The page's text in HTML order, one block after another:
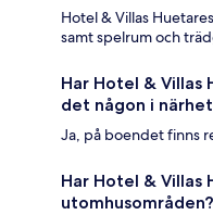
Hotel & Villas
samt spelrum och
Har Hotel & Villas
det någon i
Ja, på boendet finns
Har Hotel & Villas
utomhusområden?